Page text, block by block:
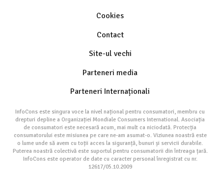
Cookies
Contact
Site-ul vechi
Parteneri media
Parteneri Internaționali
InfoCons este singura voce la nivel național pentru consumatori, membru cu
drepturi depline a Organizației Mondiale Consumers International. Asociația
de consumatori este necesară acum, mai mult ca niciodată. Protecția
consumatorului este misiunea pe care ne-am asumat-o. Viziunea noastră este
o lume unde să avem cu toții acces la siguranță, bunuri și servicii durabile.
Puterea noastră colectivă este suportul pentru consumatorii din întreaga țară.
InfoCons este operator de date cu caracter personal înregistrat cu nr.
12617/05.10.2009